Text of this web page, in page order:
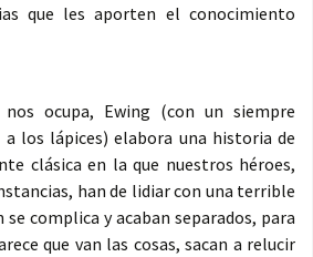
que les aporten el conocimiento
ocupa, Ewing (con un siempre
los lápices) elabora una historia de
clásica en la que nuestros héroes,
han de lidiar con una terrible
complica y acaban separados, para
que van las cosas, sacan a relucir